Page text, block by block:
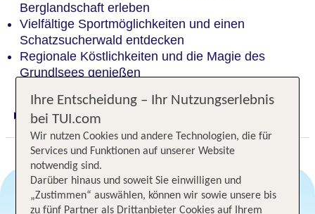
Berglandschaft erleben
Vielfältige Sportmöglichkeiten und einen
Schatzsucherwald entdecken
Regionale Köstlichkeiten und die Magie des
Grundlsees genießen
Digitaler und telefonischer 24/7 TUI Service
Ihre Entscheidung – Ihr Nutzungserlebnis
bei TUI.com
Wir nutzen Cookies und andere Technologien, die für
Services und Funktionen auf unserer Website
notwendig sind.
Darüber hinaus und soweit Sie einwilligen und
„Zustimmen“ auswählen, können wir sowie unsere bis
zu fünf Partner als Drittanbieter Cookies auf Ihrem